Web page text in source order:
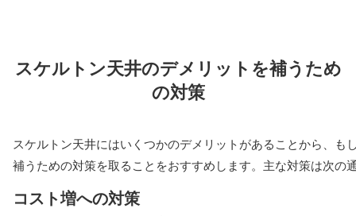
スケルトン天井のデメリットを補うため
の対策
スケルトン天井にはいくつかのデメリットがあることから、も
補うための対策を取ることをおすすめします。主な対策は次の
コスト増への対策